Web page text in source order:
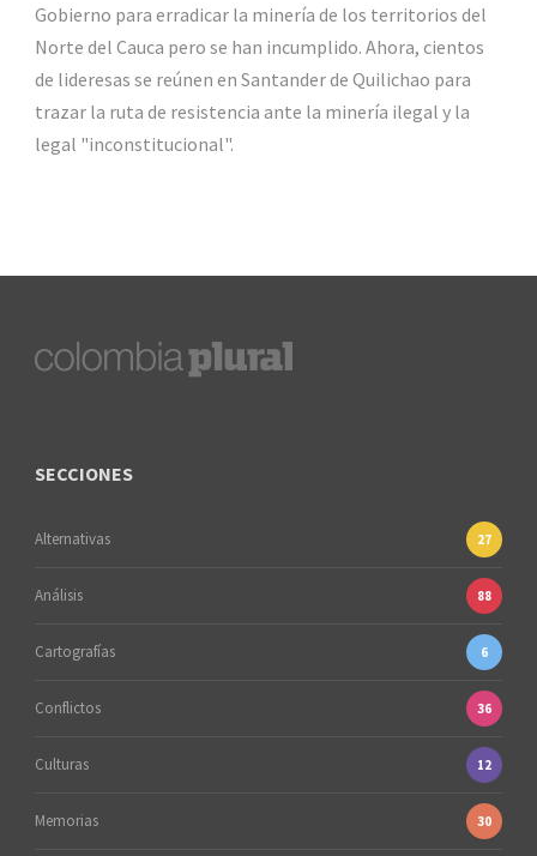
Gobierno para erradicar la minería de los territorios del
Norte del Cauca pero se han incumplido. Ahora, cientos
de lideresas se reúnen en Santander de Quilichao para
trazar la ruta de resistencia ante la minería ilegal y la
legal "inconstitucional".
SECCIONES
Alternativas 27
Análisis 88
Cartografías 6
Conflictos 36
Culturas 12
Memorias 30